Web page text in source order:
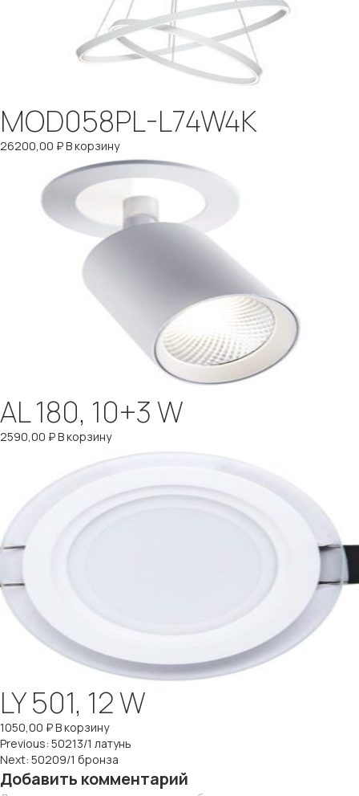
MOD058PL-L74W4K
26200,00 ₽В корзину
AL 180, 10+3 W
2590,00 ₽В корзину
LY 501, 12 W
1050,00 ₽В корзину
Навигация
по
Previous: 50213/1 латунь
Next: 50209/1 бронза
Добавить комментарий